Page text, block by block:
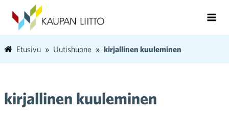
Etusivu Uutishuone kirjallinen kuuleminen
kirjallinen kuuleminen